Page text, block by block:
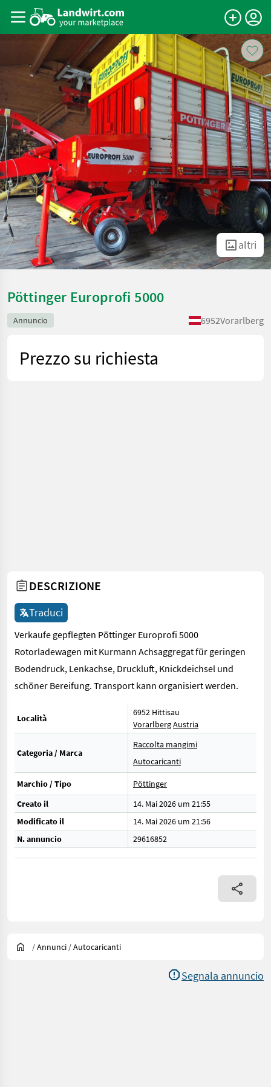
altri
Pöttinger Europrofi 5000
Annuncio 6952Vorarlberg
Prezzo su richiesta
DESCRIZIONE
Traduci
Verkaufe gepflegten Pöttinger Europrofi 5000
Rotorladewagen mit Kurmann Achsaggregat für geringen
Bodendruck, Lenkachse, Druckluft, Knickdeichsel und
schöner Bereifung. Transport kann organisiert werden.
Località
6952 Hittisau
VorarlbergAustria
Categoria / Marca
Raccolta mangimi
Autocaricanti
Marchio / Tipo
Pöttinger
Creato il
14. Mai 2026 um 21:55
Modificato il
14. Mai 2026 um 21:56
N. annuncio
29616852
/Annunci /Autocaricanti
Segnala annuncio